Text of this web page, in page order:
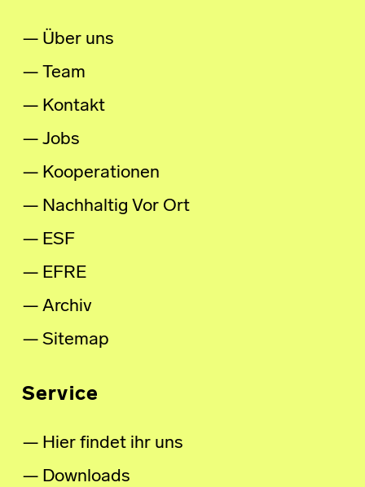
Über uns
Team
Kontakt
Jobs
Kooperationen
Nachhaltig Vor Ort
ESF
EFRE
Archiv
Sitemap
Service
Hier findet ihr uns
Downloads